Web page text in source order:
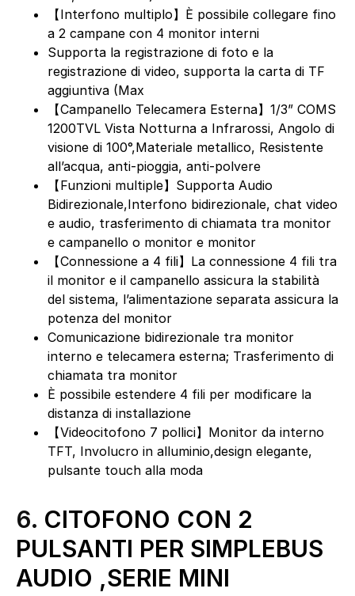
【Interfono multiplo】È possibile collegare fino
a 2 campane con 4 monitor interni
Supporta la registrazione di foto e la
registrazione di video, supporta la carta di TF
aggiuntiva (Max
【Campanello Telecamera Esterna】1/3” COMS
1200TVL Vista Notturna a Infrarossi, Angolo di
visione di 100°,Materiale metallico, Resistente
all’acqua, anti-pioggia, anti-polvere
【Funzioni multiple】Supporta Audio
Bidirezionale,Interfono bidirezionale, chat video
e audio, trasferimento di chiamata tra monitor
e campanello o monitor e monitor
【Connessione a 4 fili】La connessione 4 fili tra
il monitor e il campanello assicura la stabilità
del sistema, l’alimentazione separata assicura la
potenza del monitor
Comunicazione bidirezionale tra monitor
interno e telecamera esterna; Trasferimento di
chiamata tra monitor
È possibile estendere 4 fili per modificare la
distanza di installazione
【Videocitofono 7 pollici】Monitor da interno
TFT, Involucro in alluminio,design elegante,
pulsante touch alla moda
6. CITOFONO CON 2
PULSANTI PER SIMPLEBUS
AUDIO ,SERIE MINI